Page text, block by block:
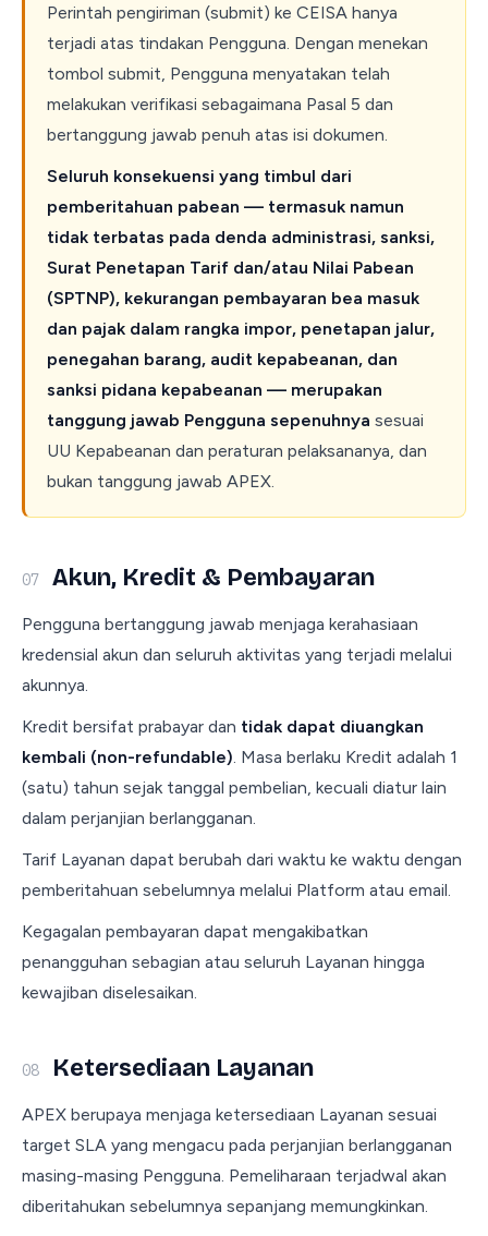
Perintah pengiriman (submit) ke CEISA hanya
terjadi atas tindakan Pengguna. Dengan menekan
tombol submit, Pengguna menyatakan telah
melakukan verifikasi sebagaimana Pasal 5 dan
bertanggung jawab penuh atas isi dokumen.
Seluruh konsekuensi yang timbul dari
pemberitahuan pabean — termasuk namun
tidak terbatas pada denda administrasi, sanksi,
Surat Penetapan Tarif dan/atau Nilai Pabean
(SPTNP), kekurangan pembayaran bea masuk
dan pajak dalam rangka impor, penetapan jalur,
penegahan barang, audit kepabeanan, dan
sanksi pidana kepabeanan — merupakan
tanggung jawab Pengguna sepenuhnya sesuai
UU Kepabeanan dan peraturan pelaksananya, dan
bukan tanggung jawab APEX.
07 Akun, Kredit & Pembayaran
Pengguna bertanggung jawab menjaga kerahasiaan
kredensial akun dan seluruh aktivitas yang terjadi melalui
akunnya.
Kredit bersifat prabayar dan tidak dapat diuangkan
kembali (non-refundable). Masa berlaku Kredit adalah 1
(satu) tahun sejak tanggal pembelian, kecuali diatur lain
dalam perjanjian berlangganan.
Tarif Layanan dapat berubah dari waktu ke waktu dengan
pemberitahuan sebelumnya melalui Platform atau email.
Kegagalan pembayaran dapat mengakibatkan
penangguhan sebagian atau seluruh Layanan hingga
kewajiban diselesaikan.
08 Ketersediaan Layanan
APEX berupaya menjaga ketersediaan Layanan sesuai
target SLA yang mengacu pada perjanjian berlangganan
masing-masing Pengguna. Pemeliharaan terjadwal akan
diberitahukan sebelumnya sepanjang memungkinkan.